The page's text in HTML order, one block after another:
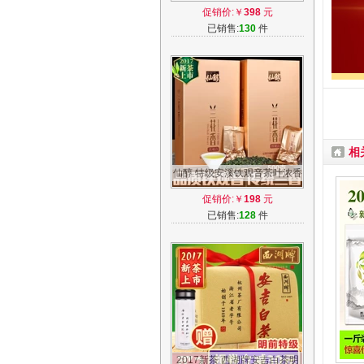
茶茶叶三角袋泡茶包100泡入
大份量
促销价:￥ 398元
已销售:130件
仙醇 特级安溪铁观音茶叶浓香
型兰花香2017新茶乌龙茶礼盒
装500g
促销价:￥ 198元
已销售:128件
2017新茶 西湖牌安吉白茶明
相